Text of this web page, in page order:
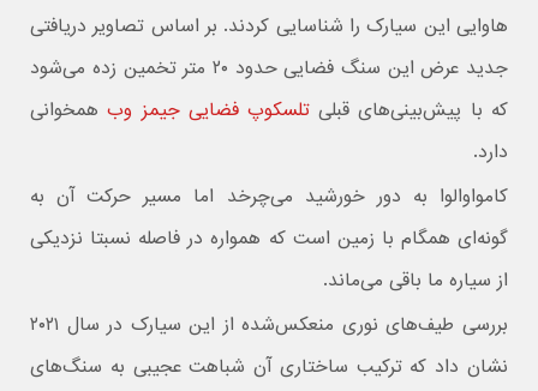
هاوایی این سیارک را شناسایی کردند. بر اساس تصاویر دریافتی
جدید عرض این سنگ فضایی حدود ۲۰ متر تخمین زده می‌شود
که با پیش‌بینی‌های قبلی تلسکوپ فضایی جیمز وبهمخوانی
دارد.
کامواوالوا به دور خورشید می‌چرخد اما مسیر حرکت آن به
گونه‌ای همگام با زمین است که همواره در فاصله نسبتا نزدیکی
از سیاره ما باقی می‌ماند.
بررسی طیف‌های نوری منعکس‌شده از این سیارک در سال ۲۰۲۱
نشان داد که ترکیب ساختاری آن شباهت عجیبی به سنگ‌های